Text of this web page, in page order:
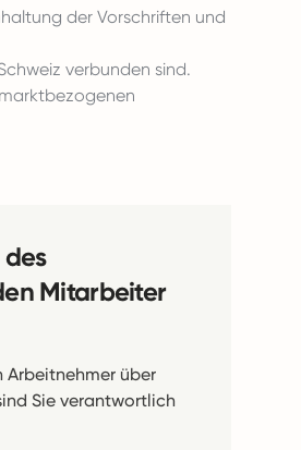
der Vorschriften und
verbunden sind.
Mitarbeiter
Arbeitnehmer über
Sie verantwortlich